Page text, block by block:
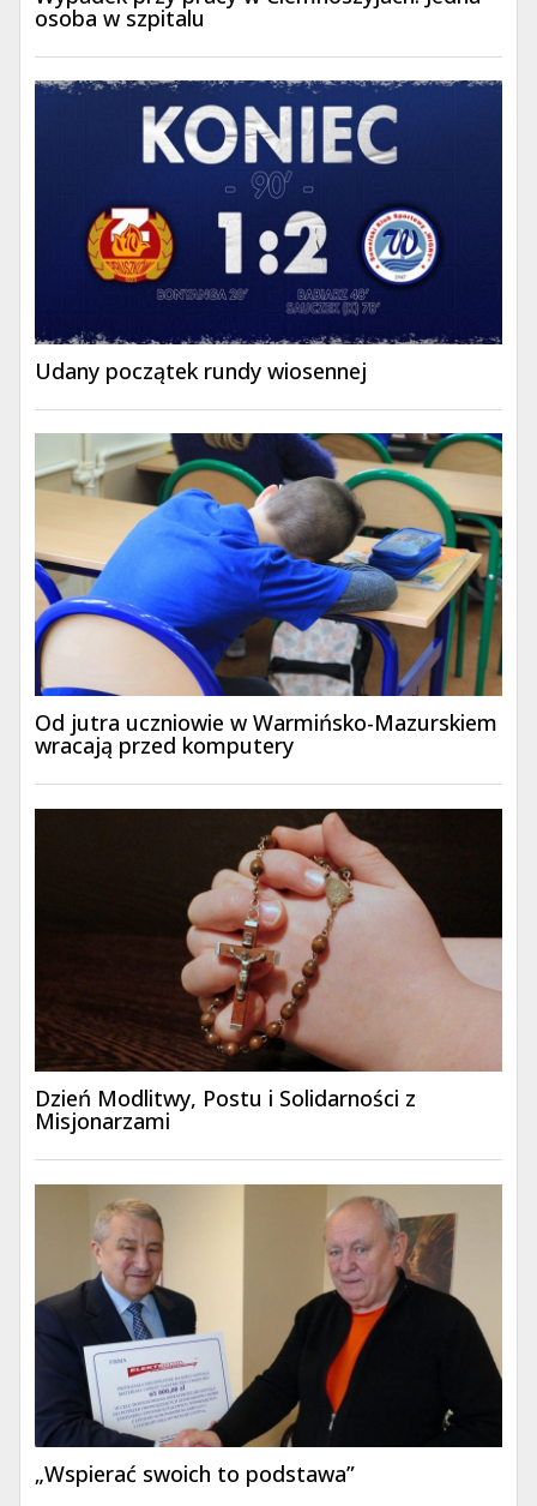
osoba w szpitalu
Udany początek rundy wiosennej
Od jutra uczniowie w Warmińsko-Mazurskiem
wracają przed komputery
Dzień Modlitwy, Postu i Solidarności z
Misjonarzami
„Wspierać swoich to podstawa”